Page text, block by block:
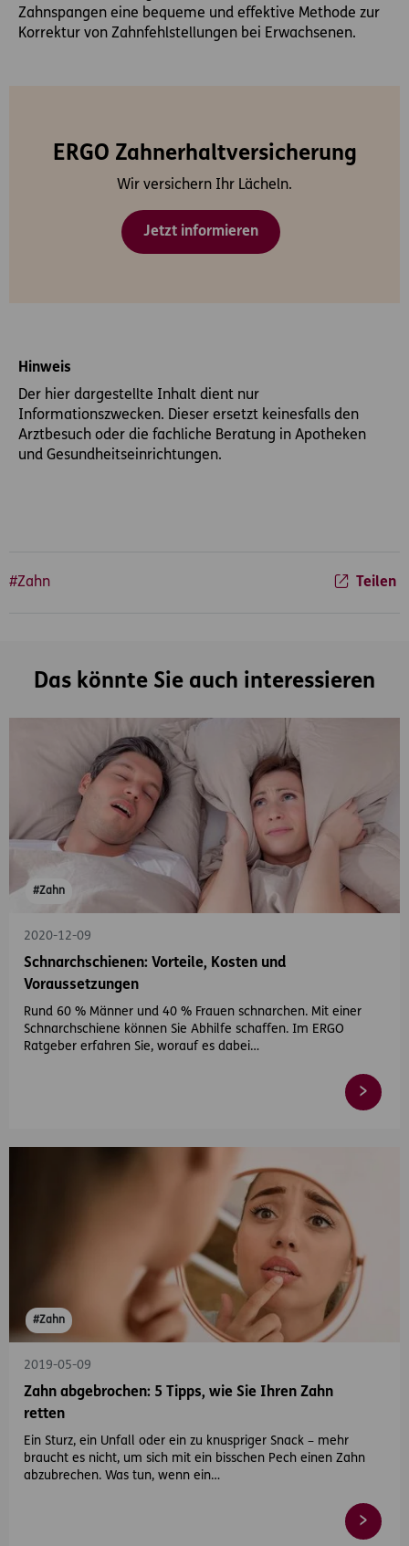
Zahnspangen eine bequeme und effektive Methode zur
Korrektur von Zahnfehlstellungen bei Erwachsenen.
ERGO Zahnerhaltversicherung
Wir versichern Ihr Lächeln.
Jetzt informieren
Hinweis
Der hier dargestellte Inhalt dient nur
Informationszwecken. Dieser ersetzt keinesfalls den
Arztbesuch oder die fachliche Beratung in Apotheken
und Gesundheitseinrichtungen.
#Zahn Teilen
Das könnte Sie auch interessieren
#Zahn
2020-12-09
Schnarchschienen: Vorteile, Kosten und
Voraussetzungen
Rund 60 % Männer und 40 % Frauen schnarchen. Mit einer
Schnarchschiene können Sie Abhilfe schaffen. Im ERGO
Ratgeber erfahren Sie, worauf es dabei…
#Zahn
2019-05-09
Zahn abgebrochen: 5 Tipps, wie Sie Ihren Zahn
retten
Ein Sturz, ein Unfall oder ein zu knuspriger Snack – mehr
braucht es nicht, um sich mit ein bisschen Pech einen Zahn
abzubrechen. Was tun, wenn ein…